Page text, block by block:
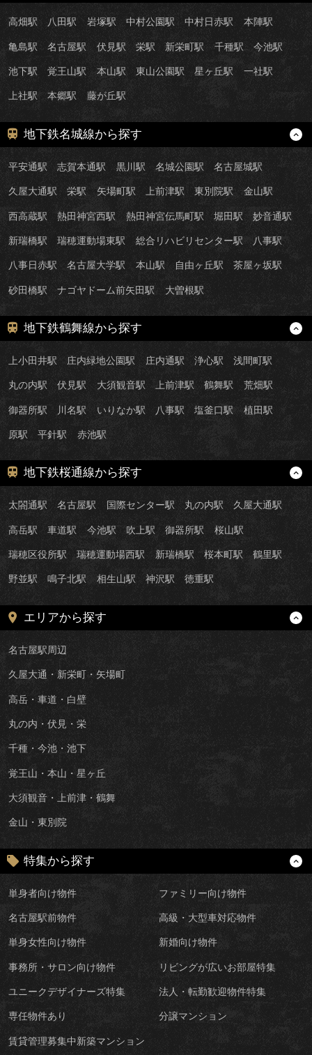
高畑駅 八田駅 岩塚駅 中村公園駅 中村日赤駅 本陣駅
亀島駅 名古屋駅 伏見駅 栄駅 新栄町駅 千種駅 今池駅
池下駅 覚王山駅 本山駅 東山公園駅 星ヶ丘駅 一社駅
上社駅 本郷駅 藤が丘駅
地下鉄名城線から探す
平安通駅 志賀本通駅 黒川駅 名城公園駅 名古屋城駅
久屋大通駅 栄駅 矢場町駅 上前津駅 東別院駅 金山駅
西高蔵駅 熱田神宮西駅 熱田神宮伝馬町駅 堀田駅 妙音通駅
新瑞橋駅 瑞穂運動場東駅 総合リハビリセンター駅 八事駅
八事日赤駅 名古屋大学駅 本山駅 自由ヶ丘駅 茶屋ヶ坂駅
砂田橋駅 ナゴヤドーム前矢田駅 大曽根駅
地下鉄鶴舞線から探す
上小田井駅 庄内緑地公園駅 庄内通駅 浄心駅 浅間町駅
丸の内駅 伏見駅 大須観音駅 上前津駅 鶴舞駅 荒畑駅
御器所駅 川名駅 いりなか駅 八事駅 塩釜口駅 植田駅
原駅 平針駅 赤池駅
地下鉄桜通線から探す
太閤通駅 名古屋駅 国際センター駅 丸の内駅 久屋大通駅
高岳駅 車道駅 今池駅 吹上駅 御器所駅 桜山駅
瑞穂区役所駅 瑞穂運動場西駅 新瑞橋駅 桜本町駅 鶴里駅
野並駅 鳴子北駅 相生山駅 神沢駅 徳重駅
エリアから探す
名古屋駅周辺
久屋大通・新栄町・矢場町
高岳・車道・白壁
丸の内・伏見・栄
千種・今池・池下
覚王山・本山・星ヶ丘
大須観音・上前津・鶴舞
金山・東別院
特集から探す
単身者向け物件 ファミリー向け物件
名古屋駅前物件 高級・大型車対応物件
単身女性向け物件 新婚向け物件
事務所・サロン向け物件 リビングが広いお部屋特集
ユニークデザイナーズ特集 法人・転勤歓迎物件特集
専任物件あり 分譲マンション
賃貸管理募集中新築マンション